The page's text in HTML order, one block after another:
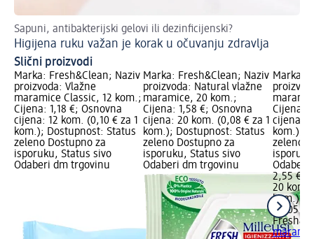
Sapuni, antibakterijski gelovi ili dezinficijenski?
Higijena ruku važan je korak u očuvanju zdravlja
Slični proizvodi
Marka: Fresh&Clean; Naziv
proizvoda: Vlažne
maramice Classic, 12 kom.;
Cijena: 1,18 €; Osnovna
cijena: 12 kom. (0,10 € za 1
kom.); Dostupnost: Status
zeleno Dostupno za
isporuku, Status sivo
Odaberi dm trgovinu
Marka: Fresh&Clean; Naziv
proizvoda: Natural vlažne
maramice, 20 kom.;
Cijena: 1,58 €; Osnovna
cijena: 20 kom. (0,08 € za 1
kom.); Dostupnost: Status
zeleno Dostupno za
isporuku, Status sivo
Odaberi dm trgovinu
Marka:
Cijena:
cijena:
kom.);
zeleno
Odaberi
2,55 €
20 kom.
kom.)